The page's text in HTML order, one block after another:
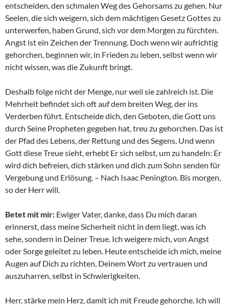
entscheiden, den schmalen Weg des Gehorsams zu gehen. Nur
Seelen, die sich weigern, sich dem mächtigen Gesetz Gottes zu
unterwerfen, haben Grund, sich vor dem Morgen zu fürchten.
Angst ist ein Zeichen der Trennung. Doch wenn wir aufrichtig
gehorchen, beginnen wir, in Frieden zu leben, selbst wenn wir
nicht wissen, was die Zukunft bringt.
Deshalb folge nicht der Menge, nur weil sie zahlreich ist. Die
Mehrheit befindet sich oft auf dem breiten Weg, der ins
Verderben führt. Entscheide dich, den Geboten, die Gott uns
durch Seine Propheten gegeben hat, treu zu gehorchen. Das ist
der Pfad des Lebens, der Rettung und des Segens. Und wenn
Gott diese Treue sieht, erhebt Er sich selbst, um zu handeln: Er
wird dich befreien, dich stärken und dich zum Sohn senden für
Vergebung und Erlösung. – Nach Isaac Penington. Bis morgen,
so der Herr will.
Betet mit mir: Ewiger Vater, danke, dass Du mich daran
erinnerst, dass meine Sicherheit nicht in dem liegt, was ich
sehe, sondern in Deiner Treue. Ich weigere mich, von Angst
oder Sorge geleitet zu leben. Heute entscheide ich mich, meine
Augen auf Dich zu richten, Deinem Wort zu vertrauen und
auszuharren, selbst in Schwierigkeiten.
Herr, stärke mein Herz, damit ich mit Freude gehorche. Ich will